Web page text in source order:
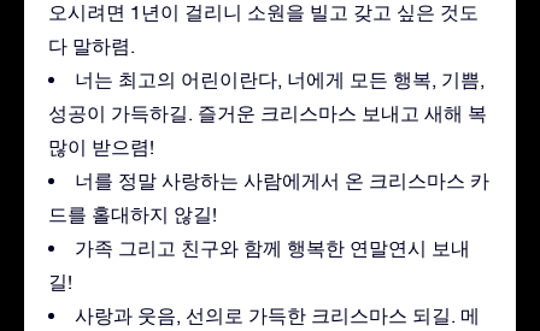
오시려면 1년이 걸리니 소원을 빌고 갖고 싶은 것도
다 말하렴.
너는 최고의 어린이란다, 너에게 모든 행복, 기쁨,
성공이 가득하길. 즐거운 크리스마스 보내고 새해 복
많이 받으렴!
너를 정말 사랑하는 사람에게서 온 크리스마스 카
드를 홀대하지 않길!
가족 그리고 친구와 함께 행복한 연말연시 보내
길!
사랑과 웃음, 선의로 가득한 크리스마스 되길. 메